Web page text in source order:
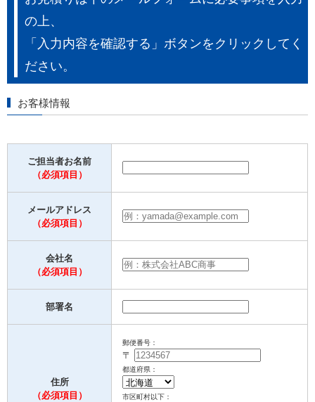
の上、
「入力内容を確認する」ボタンをクリックしてく
ださい。
お客様情報
ご担当者お名前
（必須項目）
メールアドレス
（必須項目）
会社名
（必須項目）
部署名
住所
（必須項目）
郵便番号：
〒
都道府県：
市区町村以下：